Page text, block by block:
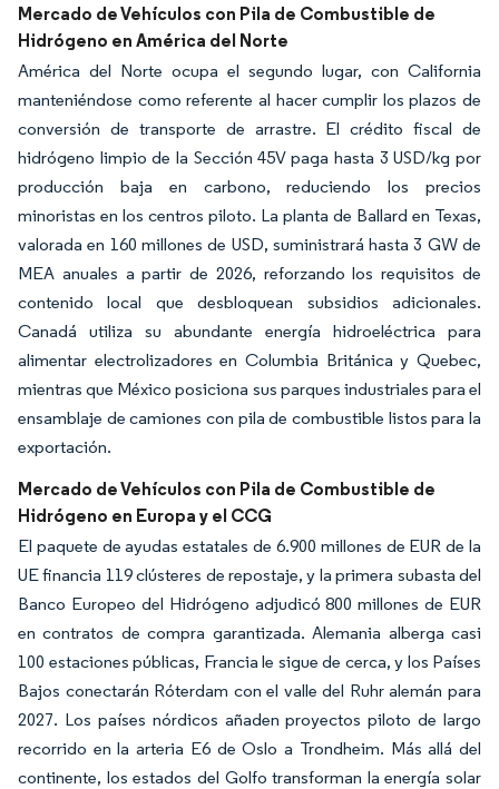
Mercado de Vehículos con Pila de Combustible de
Hidrógeno en América del Norte
América del Norte ocupa el segundo lugar, con California
manteniéndose como referente al hacer cumplir los plazos de
conversión de transporte de arrastre. El crédito fiscal de
hidrógeno limpio de la Sección 45V paga hasta 3 USD/kg por
producción baja en carbono, reduciendo los precios
minoristas en los centros piloto. La planta de Ballard en Texas,
valorada en 160 millones de USD, suministrará hasta 3 GW de
MEA anuales a partir de 2026, reforzando los requisitos de
contenido local que desbloquean subsidios adicionales.
Canadá utiliza su abundante energía hidroeléctrica para
alimentar electrolizadores en Columbia Británica y Quebec,
mientras que México posiciona sus parques industriales para el
ensamblaje de camiones con pila de combustible listos para la
exportación.
Mercado de Vehículos con Pila de Combustible de
Hidrógeno en Europa y el CCG
El paquete de ayudas estatales de 6.900 millones de EUR de la
UE financia 119 clústeres de repostaje, y la primera subasta del
Banco Europeo del Hidrógeno adjudicó 800 millones de EUR
en contratos de compra garantizada. Alemania alberga casi
100 estaciones públicas, Francia le sigue de cerca, y los Países
Bajos conectarán Róterdam con el valle del Ruhr alemán para
2027. Los países nórdicos añaden proyectos piloto de largo
recorrido en la arteria E6 de Oslo a Trondheim. Más allá del
continente, los estados del Golfo transforman la energía solar